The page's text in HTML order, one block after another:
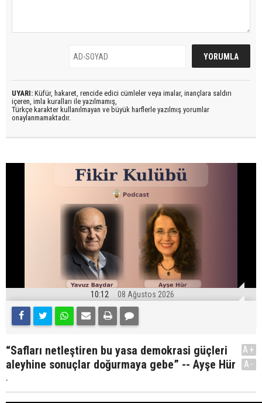
UYARI: Küfür, hakaret, rencide edici cümleler veya imalar, inançlara saldırı
içeren, imla kuralları ile yazılmamış,
Türkçe karakter kullanılmayan ve büyük harflerle yazılmış yorumlar
onaylanmamaktadır.
10:12 08 Ağustos 2026
“Safları netleştiren bu yasa demokrasi güçleri
aleyhine sonuçlar doğurmaya gebe” -- Ayşe Hür
.
A+
A-